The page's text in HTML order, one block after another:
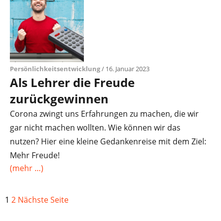
Persönlichkeitsentwicklung/ 16. Januar 2023
Als Lehrer die Freude
zurückgewinnen
Corona zwingt uns Erfahrungen zu machen, die wir
gar nicht machen wollten. Wie können wir das
nutzen? Hier eine kleine Gedankenreise mit dem Ziel:
Mehr Freude!
(mehr …)
1 2 Nächste Seite